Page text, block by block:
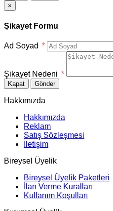
×
Şikayet Formu
Ad Soyad *
Şikayet Nedeni *
Kapat Gönder
Hakkımızda
Hakkımızda
Reklam
Satış Sözleşmesi
İletişim
Bireysel Üyelik
Bireysel Üyelik Paketleri
İlan Verme Kuralları
Kullanım Koşulları